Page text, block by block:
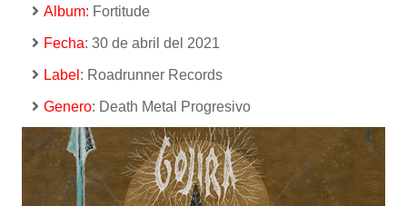
Album: Fortitude
Fecha: 30 de abril del 2021
Label : Roadrunner Records
Genero: Death Metal Progresivo